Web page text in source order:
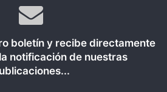
boletín y recibe directamente
notificación de nuestras